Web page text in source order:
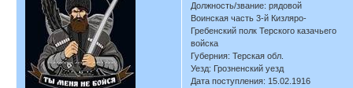
Должность/звание: рядовой
Воинская часть 3-й Кизляро-
Гребенский полк Терского казачьего
войска
Губерния: Терская обл.
Уезд: Грозненский уезд
Дата поступления: 15.02.1916